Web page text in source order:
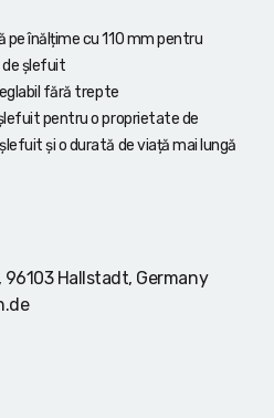
pe înălțime cu 110 mm pentru
de șlefuit
fără trepte
pentru o proprietate de
și o durată de viață mai lungă
Hallstadt, Germany